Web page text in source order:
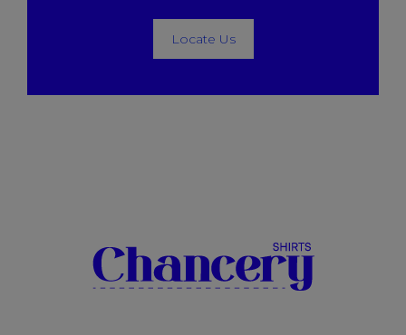
Locate Us